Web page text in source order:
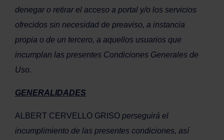
denegar o retirar el acceso a portal y/o los servicios
ofrecidos sin necesidad de preaviso, a instancia
propia o de un tercero, a aquellos usuarios que
incumplan las presentes Condiciones Generales de
Uso.
GENERALIDADES
ALBERT CERVELLO GRISO perseguirá el
incumplimiento de las presentes condiciones, así